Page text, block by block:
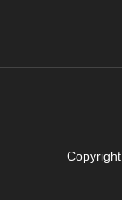
Copyright